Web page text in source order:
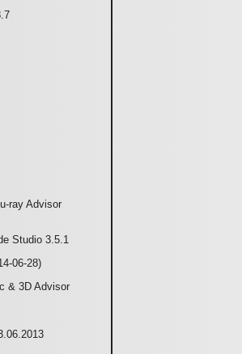
ray Advisor
Studio 3.5.1
06-28)
& 3D Advisor